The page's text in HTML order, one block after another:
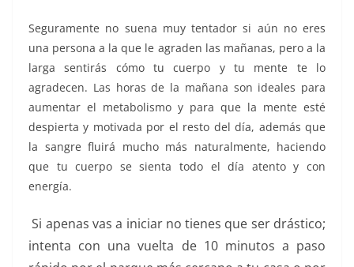
Seguramente no suena muy tentador si aún no eres
una persona a la que le agraden las mañanas, pero a la
larga sentirás cómo tu cuerpo y tu mente te lo
agradecen. Las horas de la mañana son ideales para
aumentar el metabolismo y para que la mente esté
despierta y motivada por el resto del día, además que
la sangre fluirá mucho más naturalmente, haciendo
que tu cuerpo se sienta todo el día atento y con
energía.
Si apenas vas a iniciar no tienes que ser drástico;
intenta con una vuelta de 10 minutos a paso